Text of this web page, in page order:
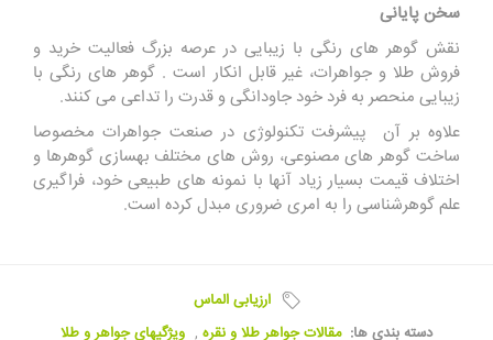
سخن پایانی
نقش گوهر های رنگی با زیبایی در عرصه بزرگ فعالیت خرید و
فروش طلا و جواهرات، غیر قابل انکار است . گوهر های رنگی با
زیبایی منحصر به فرد خود جاودانگی و قدرت را تداعی می کنند.
علاوه بر آن پیشرفت تکنولوژی در صنعت جواهرات مخصوصا
ساخت گوهر های مصنوعی، روش های مختلف بهسازی گوهرها و
اختلاف قیمت بسیار زیاد آنها با نمونه های طبیعی خود، فراگیری
علم گوهرشناسی را به امری ضروری مبدل کرده است.
ارزیابی الماس
دسته بندی ها: مقالات جواهر طلا و نقره , ویژگیهای جواهر و طلا